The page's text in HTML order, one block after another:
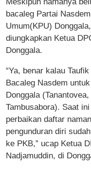
bacaleg Partai
Umum(KPU)
diungkapkan Ketua
Donggala.
“Ya, benar kalau
Bacaleg Nasdem
Donggala
Tambusabora). Saat
perbaikan daftar
pengunduran diri
ke PKB,” ucap Ketua
Nadjamuddin, di